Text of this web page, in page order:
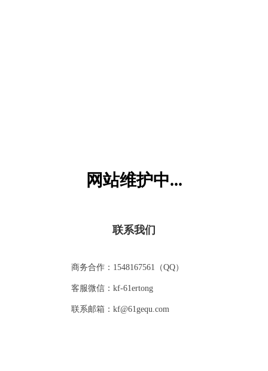
网站维护中...
联系我们
商务合作：1548167561（QQ）
客服微信：kf-61ertong
联系邮箱：kf@61gequ.com